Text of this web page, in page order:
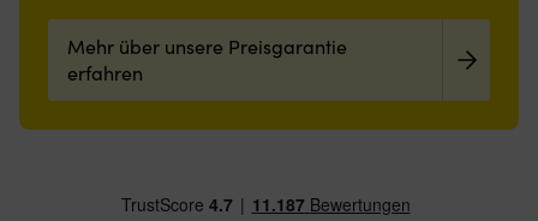
Mehr über unsere Preisgarantie
erfahren